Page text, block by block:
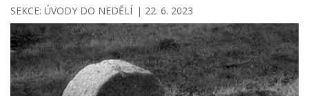
SEKCE: ÚVODY DO NEDĚLÍ | 22. 6. 2023